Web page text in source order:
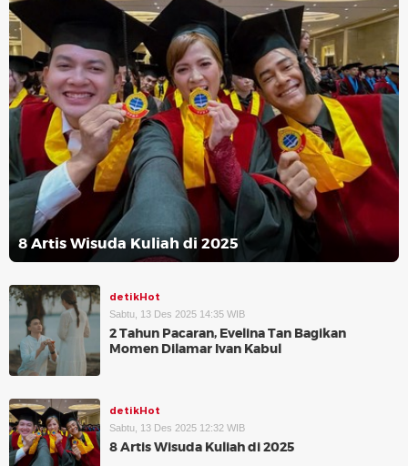
8 Artis Wisuda Kuliah di 2025
detikHot
Sabtu, 13 Des 2025 14:35 WIB
2 Tahun Pacaran, Evelina Tan Bagikan
Momen Dilamar Ivan Kabul
detikHot
Sabtu, 13 Des 2025 12:32 WIB
8 Artis Wisuda Kuliah di 2025